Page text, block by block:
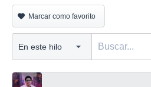
Marcar como favorito